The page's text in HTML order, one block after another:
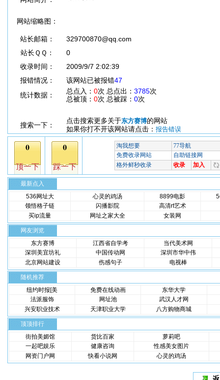
网站缩略图：
站长邮箱：
329700870@qq.com
站长ＱＱ：
0
收录时间：
2009/9/7 2:02:39
报错情况：
该网站已被报错47
统计数据：
总点入： 0次 总点出： 3785次
总被顶： 0次 总被踩： 0次
搜索一下：
点击搜索更多关于东方赛博的网站
如果你打不开该网站请点击： 报告错误
最新点入
536网址大
心灵的鸡汤 8899电影
领悟格子链
闪播影院
高清rt艺术
买ip流量
网址之家大全 女装网
网友浏览
东方赛博
江西省自学考
当代美术网
深圳美宜坊礼
中国传动网
深圳市华中伟
北京网站建设
伤感句子 电视棒
随机推荐
纽约时报[美
免费在线动画
东华大学
法派服饰
网址池
武汉人才网
兴安职业技术
天津职业大学 八方购物商城
顶顶排行
街拍美媚馆
货比百家
萝莉吧
一起吧娱乐
健康咨询
性感美女图片
网资门户网
快看小说网 心灵的鸡汤